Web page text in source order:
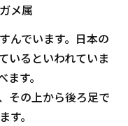
メ属
んでいます。日本の
いるといわれていま
す。
その上から後ろ足で
。